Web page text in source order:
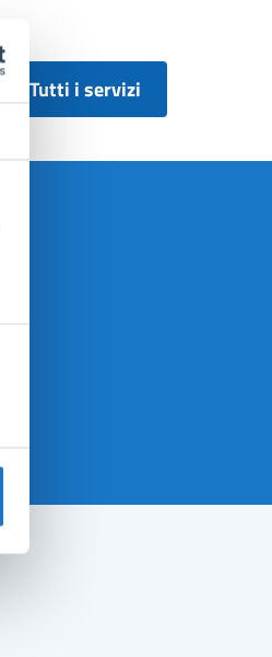
Tutti i servizi